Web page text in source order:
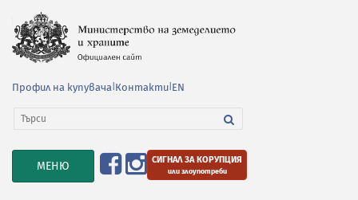
Профил на купувача Контакти EN
TOGGLE
NAVIGATION
МЕНЮ СИГНАЛ ЗА КОРУПЦИЯ
или злоупотреби